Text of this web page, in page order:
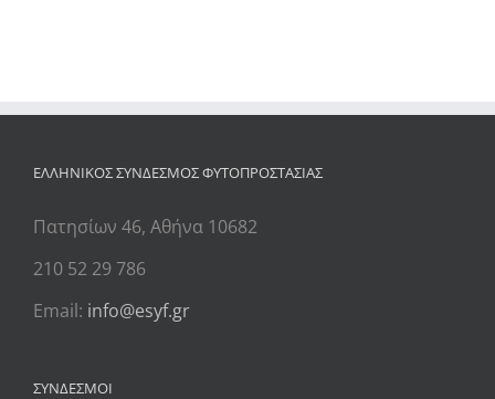
ΕΛΛΗΝΙΚΟΣ ΣΥΝΔΕΣΜΟΣ ΦΥΤΟΠΡΟΣΤΑΣΙΑΣ
Πατησίων 46, Αθήνα 10682
210 52 29 786
Email: info@esyf.gr
ΣΥΝΔΕΣΜΟΙ